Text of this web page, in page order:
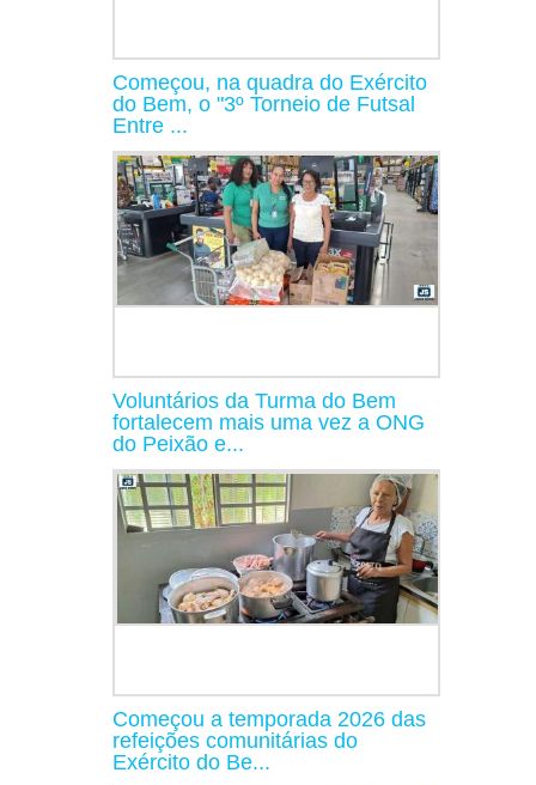
Começou, na quadra do Exército
do Bem, o "3º Torneio de Futsal
Entre ...
Voluntários da Turma do Bem
fortalecem mais uma vez a ONG
do Peixão e...
Começou a temporada 2026 das
refeições comunitárias do
Exército do Be...